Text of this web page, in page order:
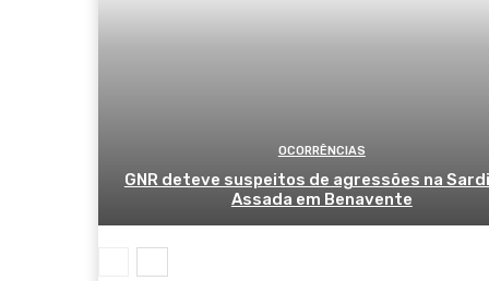
OCORRÊNCIAS
GNR deteve suspeitos de agressões na
Assada em Benavente